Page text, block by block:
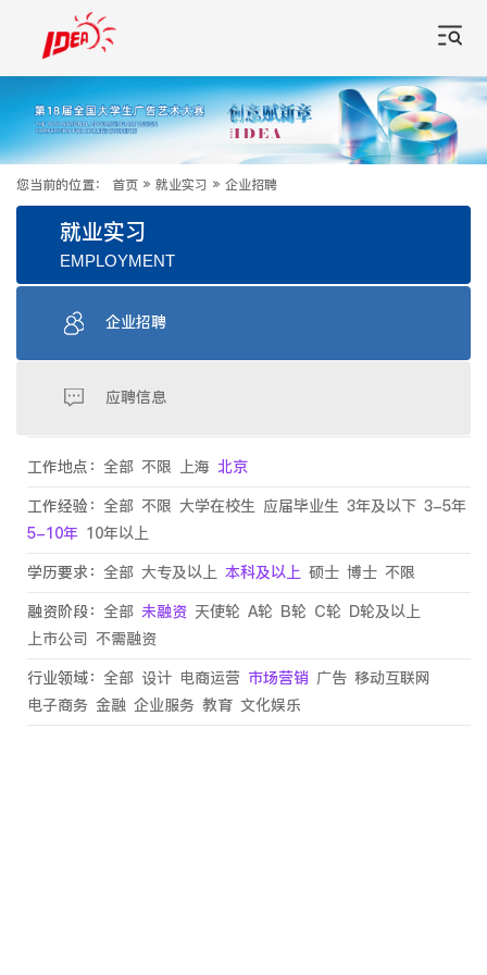
您当前的位置： 首页 » 就业实习 » 企业招聘
就业实习
EMPLOYMENT
企业招聘
应聘信息
工作地点： 全部 不限 上海 北京
工作经验： 全部 不限 大学在校生 应届毕业生 3年及以下 3-5年
5-10年 10年以上
学历要求： 全部 大专及以上 本科及以上 硕士 博士 不限
融资阶段： 全部 未融资 天使轮 A轮 B轮 C轮 D轮及以上
上市公司 不需融资
行业领域： 全部 设计 电商运营 市场营销 广告 移动互联网
电子商务 金融 企业服务 教育 文化娱乐